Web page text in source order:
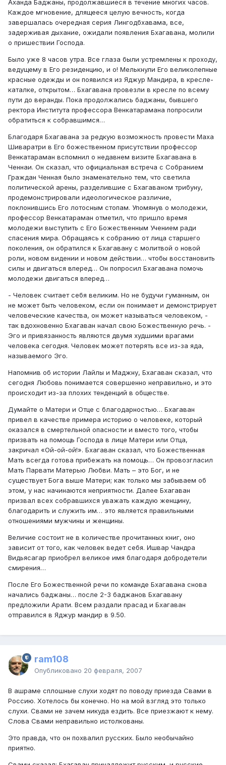
Аханда Баджаны, продолжавшиеся в течение многих часов.
Каждое мгновение, длящееся целую вечность, когда
завершалась очередная серия Лингодбхавама, все,
задерживая дыхание, ожидали появления Бхагавана, молили
о пришествии Господа.
Было уже 8 часов утра. Все глаза были устремлены к проходу,
ведущему в Его резиденцию, и о! Мелькнули Его великолепные
красные одежды и он появился из Яджур Мандира, в кресле-
каталке, открытом… Бхагавана провезли в кресле по всему
пути до веранды. Пока продолжались баджаны, бывшего
ректора Института профессора Венкатарамана попросили
обратиться к собравшимся…
Благодаря Бхагавана за редкую возможность провести Маха
Шиваратри в Его божественном присутствии профессор
Венкатараман вспомнил о недавнем визите Бхагавана в
Ченнаи. Он сказал, что официальная встреча с Собранием
Граждан Ченная было знаменательно тем, что светила
политической арены, разделившие с Бхагаваном трибуну,
продемонстрировали идеологическое различие,
поклонившись Его лотосным стопам. Упомянув о молодежи,
профессор Венкатараман отметил, что пришло время
молодежи выступить с Его Божественным Учением ради
спасения мира. Обращаясь к собранию от лица старшего
поколения, он обратился к Бхагавану с молитвой о новой
роли, новом видении и новом действии… чтобы восстановить
силы и двигаться вперед… Он попросил Бхагавана помочь
молодежи двигаться вперед…
- Человек считает себя великим. Но не будучи гуманным, он
не может быть человеком, если он понимает и демонстрирует
человеческие качества, он может называться человеком, -
так вдохновенно Бхагаван начал свою Божественную речь. -
Эго и привязанность являются двумя худшими врагами
человека сегодня. Человек может потерять все из-за яда,
называемого Эго.
Напомнив об истории Лайлы и Маджну, Бхагаван сказал, что
сегодня Любовь понимается совершенно неправильно, и это
происходит из-за плохих тенденций в обществе.
Думайте о Матери и Отце с благодарностью… Бхагаван
привел в качестве примера историю о человеке, который
оказался в смертельной опасности и вместо того, чтобы
призвать на помощь Господа в лице Матери или Отца,
закричал «Ой-ой-ой!». Бхагаван сказал, что Божественная
Мать всегда готова прибежать на помощь… Он провозгласил
Мать Парвати Матерью Любви. Мать – это Бог, и не
существует Бога выше Матери; как только мы забываем об
этом, у нас начинаются неприятности. Далее Бхагаван
призвал всех собравшихся уважать каждую женщину,
благодарить и служить им… это является правильными
отношениями мужчины и женщины.
Величие состоит не в количестве прочитанных книг, оно
зависит от того, как человек ведет себя. Ишвар Чандра
Видьясагар приобрел великое имя благодаря добродетели
смирения…
После Его Божественной речи по команде Бхагавана снова
начались баджаны… после 2-3 баджанов Бхагавану
предложили Арати. Всем раздали прасад и Бхагаван
отправился в Яджур мандир в 9.50.
ram108
Опубликовано 20 февраля, 2007
В ашраме сплошные слухи ходят по поводу приезда Свами в
Россию. Хотелось бы конечно. Но на мой взгляд это только
слухи. Свами не зачем никуда ездить. Все приезжают к нему.
Слова Свами неправильно истолкованы.
Это правда, что он похвалил русских. Было необычайно
приятно.